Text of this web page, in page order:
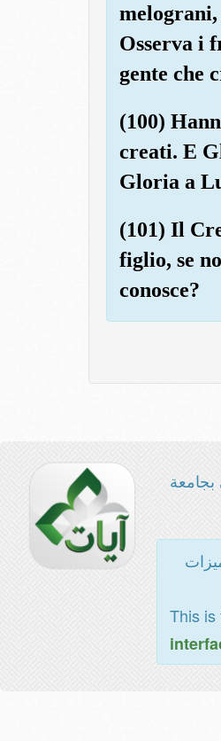
Osserva i
gente che
(100)
creati. E
Gloria a
(101) Il
figlio, se
conosce?
This is